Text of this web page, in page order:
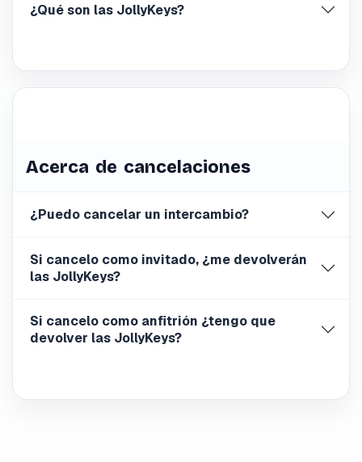
¿Qué son las JollyKeys?
Acerca de cancelaciones
¿Puedo cancelar un intercambio?
Si cancelo como invitado, ¿me devolverán
las JollyKeys?
Si cancelo como anfitrión ¿tengo que
devolver las JollyKeys?